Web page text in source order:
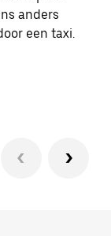
anders
een taxi.